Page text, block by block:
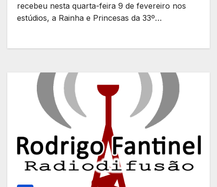
recebeu nesta quarta-feira 9 de fevereiro nos
estúdios, a Rainha e Princesas da 33º…